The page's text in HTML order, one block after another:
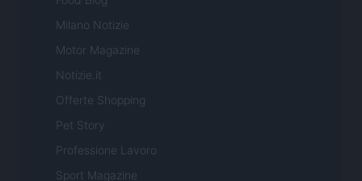
Milano Notizie
Motor Magazine
Notizie.it
Offerte Shopping
Pet Story
Professione Lavoro
Sport Magazine